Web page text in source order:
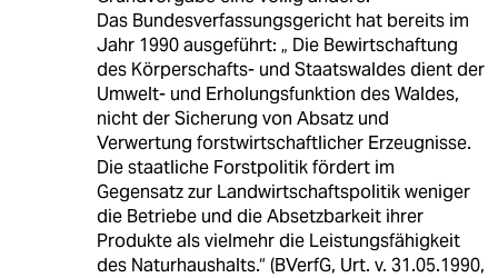
Das Bundesverfassungsgericht hat bereits im
Jahr 1990 ausgeführt: „ Die Bewirtschaftung
des Körperschafts- und Staatswaldes dient der
Umwelt- und Erholungsfunktion des Waldes,
nicht der Sicherung von Absatz und
Verwertung forstwirtschaftlicher Erzeugnisse.
Die staatliche Forstpolitik fördert im
Gegensatz zur Landwirtschaftspolitik weniger
die Betriebe und die Absetzbarkeit ihrer
Produkte als vielmehr die Leistungsfähigkeit
des Naturhaushalts.“ (BVerfG, Urt. v. 31.05.1990,